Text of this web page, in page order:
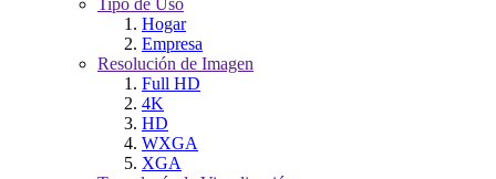
Hogar
Empresa
Resolución de Imagen
Full HD
4K
HD
WXGA
XGA